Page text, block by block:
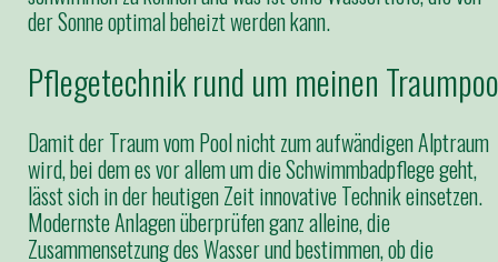
der Sonne optimal beheizt werden kann.
Pflegetechnik rund um meinen
Damit der Traum vom Pool nicht zum aufwändigen Alptraum
wird, bei dem es vor allem um die Schwimmbadpflege geht,
lässt sich in der heutigen Zeit innovative Technik einsetzen.
Modernste Anlagen überprüfen ganz alleine, die
Zusammensetzung des Wasser und bestimmen, ob die